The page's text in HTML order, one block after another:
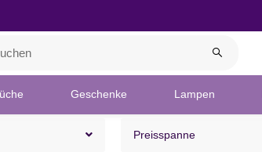
Geschenke Lampen
Preisspanne